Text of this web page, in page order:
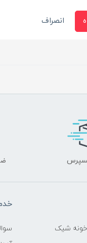
انصراف
خونه شیک